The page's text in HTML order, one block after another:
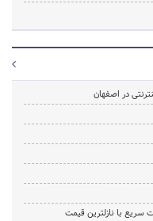
در اصفهان
با نازلترین قیمت